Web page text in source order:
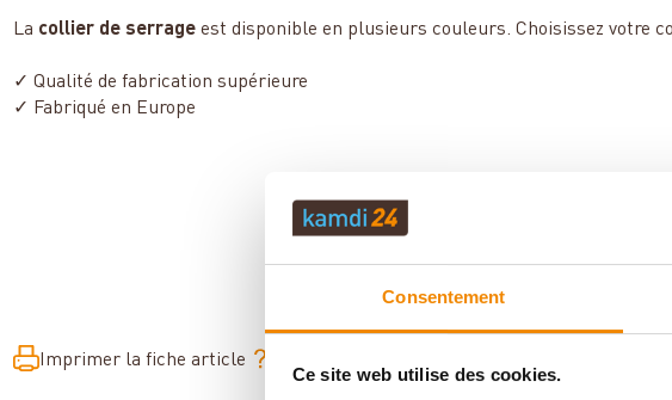
Consentement
Ce site web utilise des cookies.
La collier de serrage est disponible en plusieurs couleurs. Choisissez votre
✓ Qualité de fabrication supérieure
✓ Fabriqué en Europe
Imprimer la fiche article